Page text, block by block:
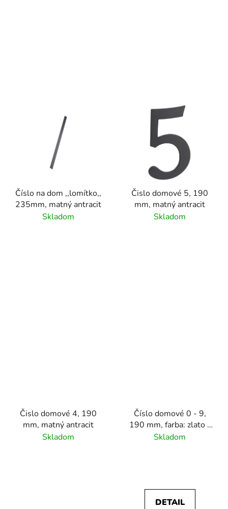
Číslo na dom ,,lomítko,,
235mm, matný antracit
Skladom
Čislo domové 5, 190
mm, matný antracit
Skladom
Čislo domové 4, 190
mm, matný antracit
Skladom
Číslo domové 0 - 9,
190 mm, farba: zlato -
hnedá, hliník
Skladom
DETAIL